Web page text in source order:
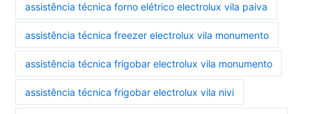
assistência técnica forno elétrico electrolux vila paiva
assistência técnica freezer electrolux vila monumento
assistência técnica frigobar electrolux vila monumento
assistência técnica frigobar electrolux vila nivi